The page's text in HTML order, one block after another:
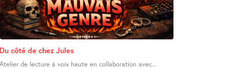
Du côté de chez Jules
Atelier de lecture à voix haute en collaboration avec...